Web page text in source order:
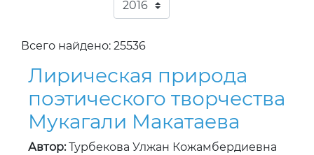
Всего найдено: 25536
Лирическая природа
поэтического творчества
Мукагали Макатаева
Автор:Турбекова Улжан Кожамбердиевна